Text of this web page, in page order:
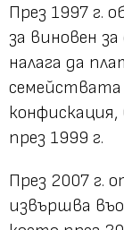
През 1997 г.
за виновен
налага да
семействата
през 1999 г.
През 2007 г.
извършва